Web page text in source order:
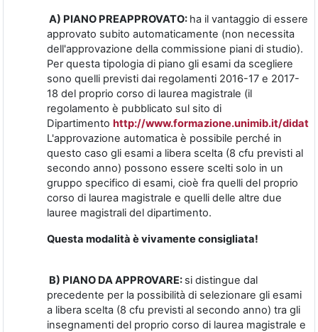
A) PIANO PREAPPROVATO: ha il vantaggio di essere
approvato subito automaticamente (non necessita
dell'approvazione della commissione piani di studio).
Per questa tipologia di piano gli esami da scegliere
sono quelli previsti dai regolamenti 2016-17 e 2017-
18 del proprio corso di laurea magistrale (il
regolamento è pubblicato sul sito di
Dipartimento http://www.formazione.unimib.it/
L'approvazione automatica è possibile perché in
questo caso gli esami a libera scelta (8 cfu previsti al
secondo anno) possono essere scelti solo in un
gruppo specifico di esami, cioè fra quelli del proprio
corso di laurea magistrale e quelli delle altre due
lauree magistrali del dipartimento.
Questa modalità è vivamente consigliata!
B) PIANO DA APPROVARE: si distingue dal
precedente per la possibilità di selezionare gli esami
a libera scelta (8 cfu previsti al secondo anno) tra gli
insegnamenti del proprio corso di laurea magistrale e